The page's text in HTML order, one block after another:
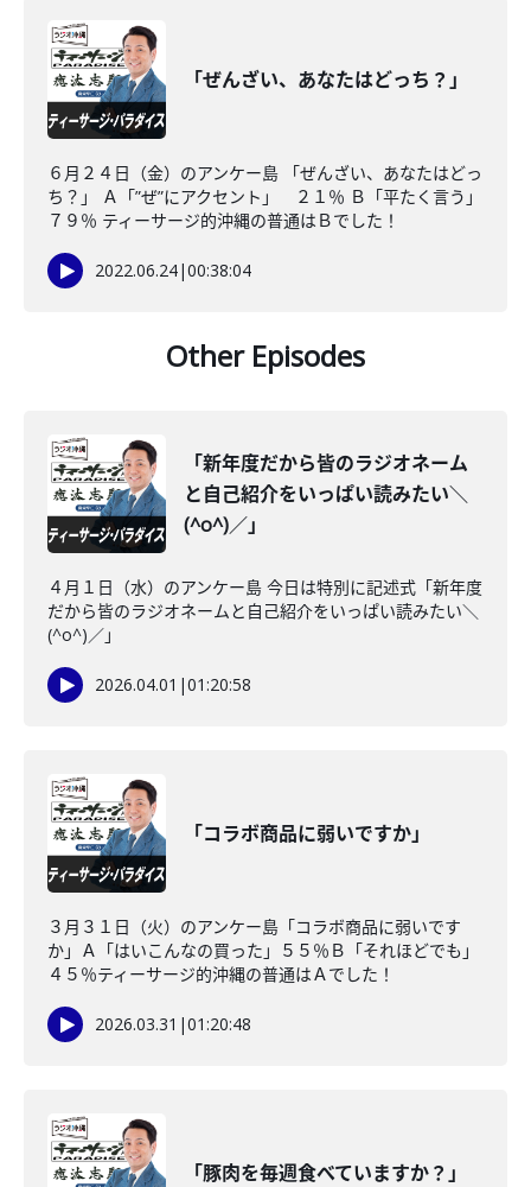
「ぜんざい、あなたはどっち？」
６月２４日（金）のアンケー島 「ぜんざい、あなたはどっ
ち？」 Ａ「”ぜ”にアクセント」 ２１％ Ｂ「平たく言う」
７９％ ティーサージ的沖縄の普通はＢでした！
2022.06.24|00:38:04
Other Episodes
「新年度だから皆のラジオネーム
と自己紹介をいっぱい読みたい＼
(^o^)／」
４月１日（水）のアンケー島 今日は特別に記述式「新年度
だから皆のラジオネームと自己紹介をいっぱい読みたい＼
(^o^)／」
2026.04.01 |01:20:58
「コラボ商品に弱いですか」
３月３１日（火）のアンケー島「コラボ商品に弱いです
か」Ａ「はいこんなの買った」５５％Ｂ「それほどでも」
４５％ティーサージ的沖縄の普通はＡでした！
2026.03.31 |01:20:48
「豚肉を毎週食べていますか？」